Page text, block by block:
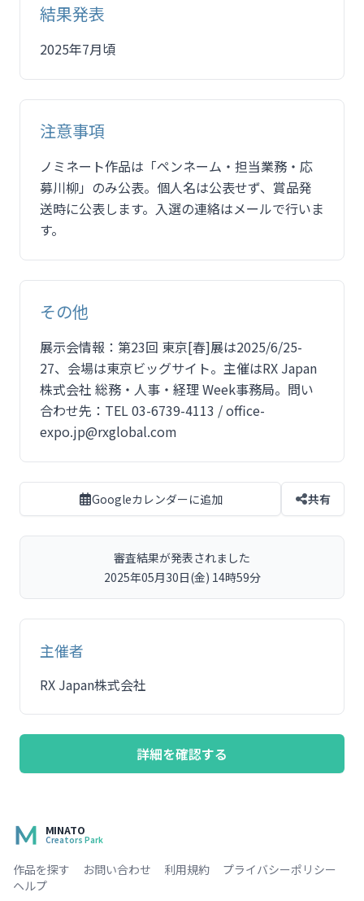
結果発表
2025年7月頃
注意事項
ノミネート作品は「ペンネーム・担当業務・応
募川柳」のみ公表。個人名は公表せず、賞品発
送時に公表します。入選の連絡はメールで行いま
す。
その他
展示会情報：第23回 東京[春]展は2025/6/25-
27、会場は東京ビッグサイト。主催はRX Japan
株式会社 総務・人事・経理 Week事務局。問い
合わせ先：TEL 03-6739-4113 / office-
expo.jp@rxglobal.com
Googleカレンダーに追加 共有
審査結果が発表されました
2025年05月30日(金) 14時59分
主催者
RX Japan株式会社
詳細を確認する
MINATO
Creators Park
作品を探す お問い合わせ 利用規約
プライバシーポリシー
ヘルプ